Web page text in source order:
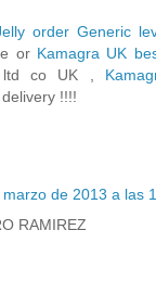
order Generic
or Kamagra UK
ltd co UK ,
!!!!
marzo de 2013 a las
RAMIREZ